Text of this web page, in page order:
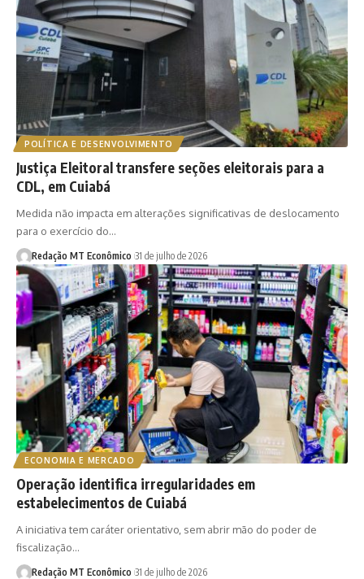
POLÍTICA E DESENVOLVIMENTO
Justiça Eleitoral transfere seções eleitorais para a
CDL, em Cuiabá
Medida não impacta em alterações significativas de deslocamento
para o exercício do…
Redação MT Econômico 31 de julho de 2026
ECONOMIA E MERCADO
Operação identifica irregularidades em
estabelecimentos de Cuiabá
A iniciativa tem caráter orientativo, sem abrir mão do poder de
fiscalização…
Redação MT Econômico 31 de julho de 2026